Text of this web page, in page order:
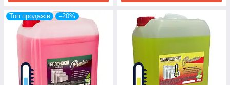
Топ продажів –20%